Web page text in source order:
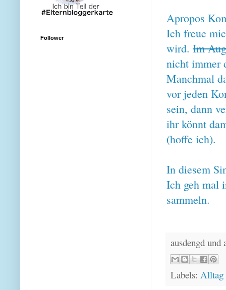
Apropos
Ich freue
wird. Im
nicht immer
Manchmal
vor jeden
sein, dann
ihr könnt
(hoffe ich).
In diesem
Ich geh mal
sammeln.
ausdengd
Labels: Alltag
Follower